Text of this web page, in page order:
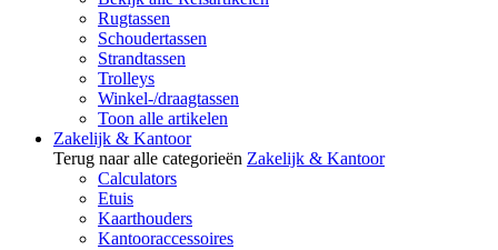
Rugtassen
Schoudertassen
Strandtassen
Trolleys
Winkel-/draagtassen
Toon alle artikelen
Zakelijk & Kantoor
Terug naar alle categorieën Zakelijk & Kantoor
Calculators
Etuis
Kaarthouders
Kantooraccessoires